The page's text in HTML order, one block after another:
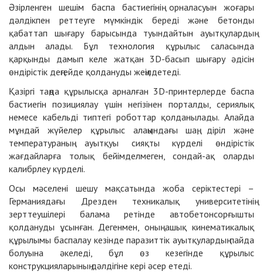
Әзірленген шешім баспа бастиегінің орналасуын жоғары
дәлдікпен реттеуге мүмкіндік береді және бетонды
қабаттап шығару барысында туындайтын ауытқулардың
алдын алады. Бұл технология құрылыс саласында
қарқынды дамып келе жатқан 3D-басып шығару әдісін
өндірістік деңгейде қолдануды жеңілдетеді.
Қазіргі таңда құрылысқа арналған 3D-принтерлерде баспа
бастиегін позициялау үшін негізінен порталды, сериялық
немесе кабельді типтегі роботтар қолданылады. Алайда
мұндай жүйелер құрылыс алаңындағы шаң, діріл және
температураның ауытқуы сияқты күрделі өндірістік
жағдайларға толық бейімделмеген, сондай-ақ оларды
калибрлеу күрделі.
Осы мәселені шешу мақсатында жоба серіктестері –
Германиядағы Дрезден техникалық университетінің
зерттеушілері балама ретінде автобетонсорғышты
қолдануды ұсынған. Дегенмен, оның ашық кинематикалық
құрылымы баспалау кезінде паразиттік ауытқулардың пайда
болуына әкеледі, бұл өз кезегінде құрылыс
конструкцияларының дәлдігіне кері әсер етеді.